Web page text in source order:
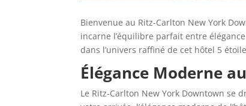
Bienvenue au Ritz-Carlton New York
incarne l’équilibre parfait entre
dans l’univers raffiné de cet hôtel 5
Élégance Moderne
Le Ritz-Carlton New York Downtown se